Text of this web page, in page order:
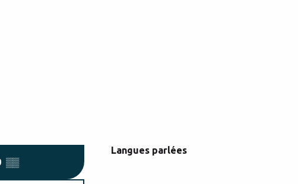
▒▒
Langues parlées
Langues parlées